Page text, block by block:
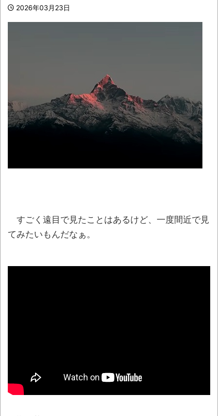
用機が居るのは危険！日本を守る前に日常を守
いけない壁を越えてしまう…
【群馬】デカいNinja乗りさん、後方確認し
ない軽四に当てられてしまう。NEW!
【やあ】東急ハンズ渋谷店の前にある木
NEW!
「寝た方がいい」などと誹謗中傷され配信中に
泣き出してしまう
二宮和也主演『8番出口』本編ノーカット＆地
2026年03月23日
すごく遠目で見たことはあるけど、一度間近で見
てみたいもんだなぁ。